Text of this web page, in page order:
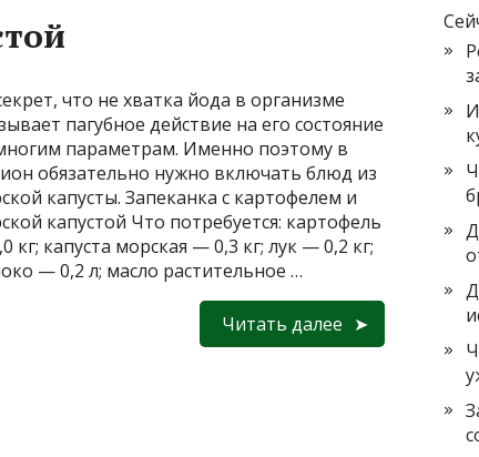
что не хватка йода в организме
пагубное действие на его состояние
параметрам. Именно поэтому в
обязательно нужно включать блюд из
капусты. Запеканка с картофелем и
капустой Что потребуется: картофель
кг; капуста морская — 0,3 кг; лук — 0,2 кг;
— 0,2 л; масло растительное …
Читать далее